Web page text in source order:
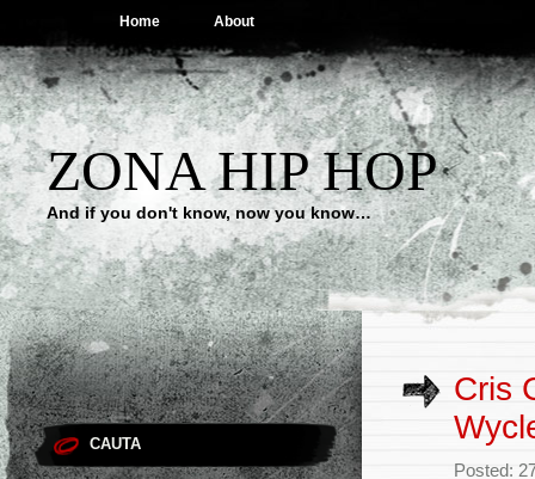
Home About
ZONA HIP HOP
And if you don't know, now you know…
CAUTA
Cris
Posted: